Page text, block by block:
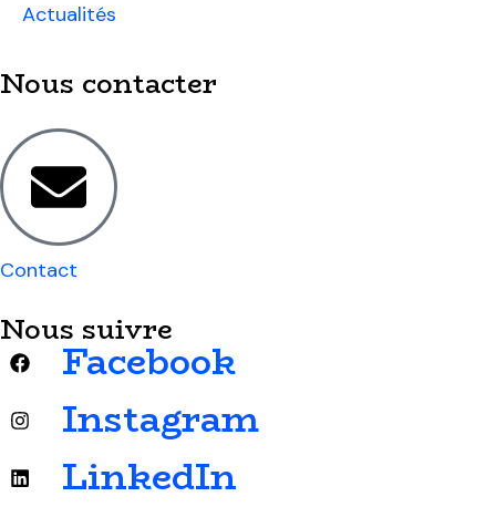
Actualités
Nous contacter
Contact
Nous suivre
Facebook
Instagram
LinkedIn